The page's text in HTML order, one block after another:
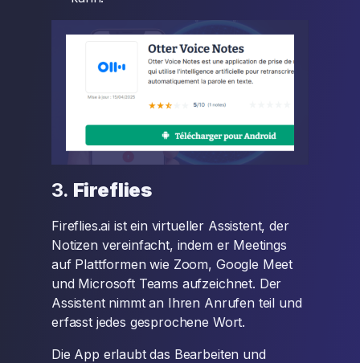
3. Fireflies
Fireflies.ai ist ein virtueller Assistent, der
Notizen vereinfacht, indem er Meetings
auf Plattformen wie Zoom, Google Meet
und Microsoft Teams aufzeichnet. Der
Assistent nimmt an Ihren Anrufen teil und
erfasst jedes gesprochene Wort.
Die App erlaubt das Bearbeiten und